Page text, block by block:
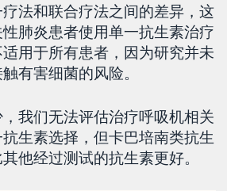
法和联合疗法之间的差异，这
肺炎患者使用单一抗生素治疗
用于所有患者，因为研究并未
有害细菌的风险。
我们无法评估治疗呼吸机相关
生素选择，但卡巴培南类抗生
他经过测试的抗生素更好。